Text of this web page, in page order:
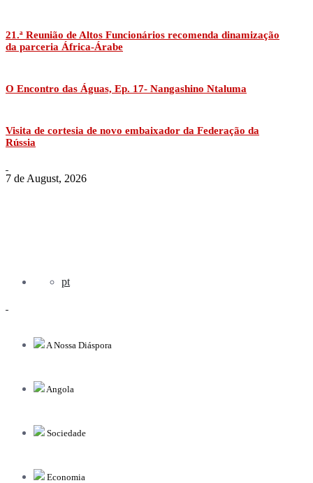
21.ª Reunião de Altos Funcionários recomenda dinamização
da parceria África-Árabe
O Encontro das Águas, Ep. 17- Nangashino Ntaluma
Visita de cortesia de novo embaixador da Federação da
Rússia
7 de August, 2026
pt
A Nossa Diáspora
Angola
Sociedade
Economia